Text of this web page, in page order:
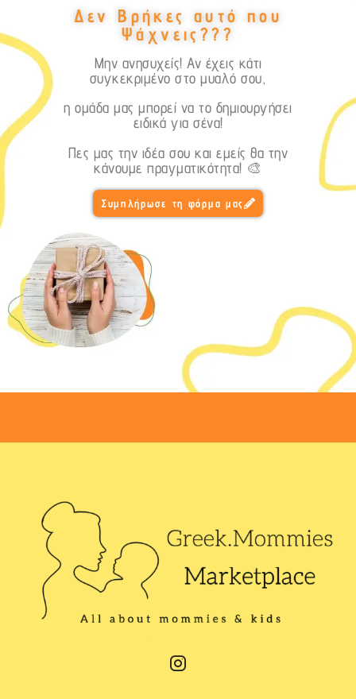
Δεν Βρήκες αυτό που
Ψάχνεις???
Μην ανησυχείς! Αν έχεις κάτι
συγκεκριμένο στο μυαλό σου,
η ομάδα μας μπορεί να το δημιουργήσει
ειδικά για σένα!
Πες μας την ιδέα σου και εμείς θα την
κάνουμε πραγματικότητα! 🎨
Συμπλήρωσε τη φόρμα μας